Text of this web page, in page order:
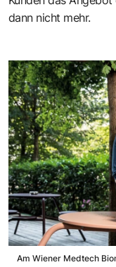
dann nicht mehr.
Am Wiener Medtech